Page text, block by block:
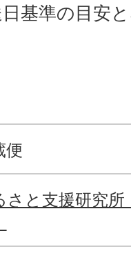
基準の目安
便
さと支援研究所